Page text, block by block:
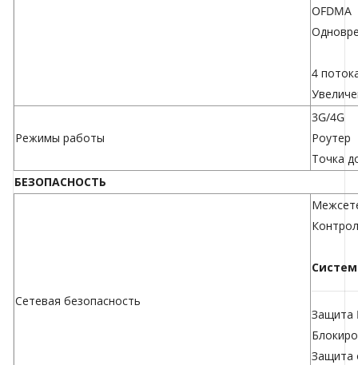
OFDMA
4
Режимы работы
3G/4G
Роутер
Точка
БЕЗОПАСНОСТЬ
Сетевая безопасность
Защита
Защита